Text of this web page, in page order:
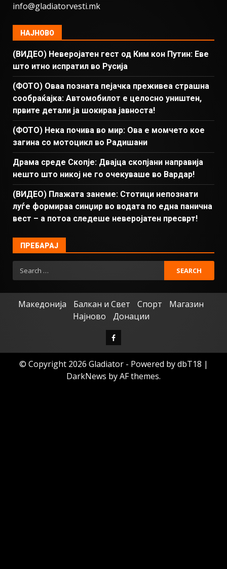
info@gladiatorvesti.mk
НАЈНОВО
(ВИДЕО) Неверојатен гест од Ким кон Путин: Еве
што итно испратил во Русија
(ФОТО) Оваа позната пејачка преживеа страшна
сообраќајка: Автомобилот е целосно уништен,
првите детали ја шокираа јавноста!
(ФОТО) Нека почива во мир: Ова е момчето кое
загина со мотоцикл во Радишани
Драма среде Скопје: Двајца скопјани направија
нешто што никој не го очекуваше во Вардар!
(ВИДЕО) Плажата занеме: Стотици непознати
луѓе формираа синџир во водата по една панична
вест – а потоа следеше неверојатен пресврт!
ПРЕБАРАЈ
Македонија Балкан и Свет Спорт
Магазин
Најново
Донации
© Copyright 2026 Gladiator - Powered by dbT18 |
DarkNews by AF themes.